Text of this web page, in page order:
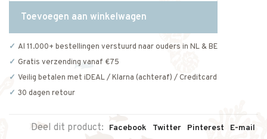
Toevoegen aan winkelwagen
Al 11.000+ bestellingen verstuurd naar ouders in NL & BE
Gratis verzending vanaf €75
Veilig betalen met iDEAL / Klarna (achteraf) / Creditcard
30 dagen retour
Deel dit product: Facebook Twitter Pinterest E-mail